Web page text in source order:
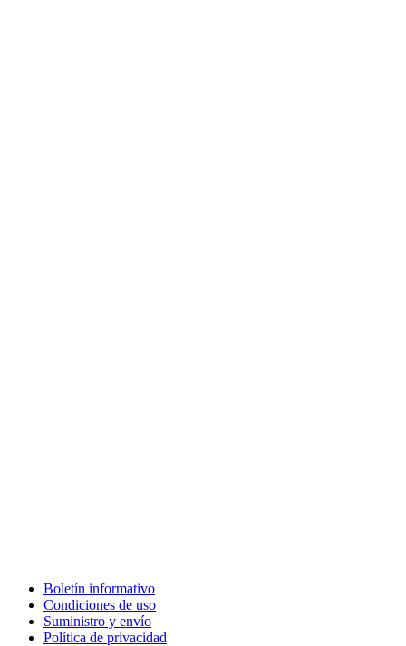
Boletín informativo
Condiciones de uso
Suministro y envío
Política de privacidad